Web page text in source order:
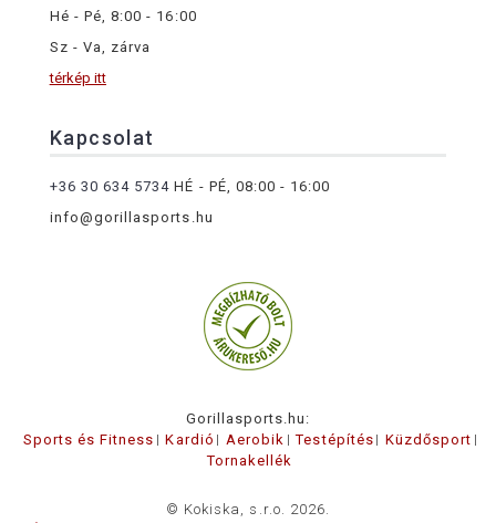
Hé - Pé, 8:00 - 16:00
Sz - Va, zárva
térkép itt
Kapcsolat
+36 30 634 5734 HÉ - PÉ, 08:00 - 16:00
info@gorillasports.hu
Gorillasports.hu:
Sports és Fitness
Kardió Aerobik Testépítés
Küzdősport
Tornakellék
© Kokiska, s.r.o. 2026.